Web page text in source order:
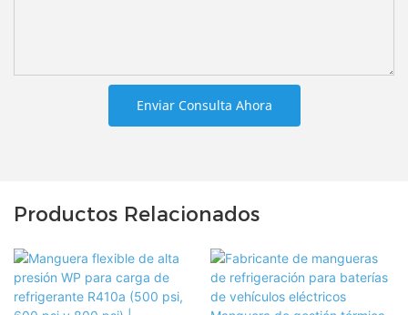
Enviar Consulta Ahora
Productos Relacionados